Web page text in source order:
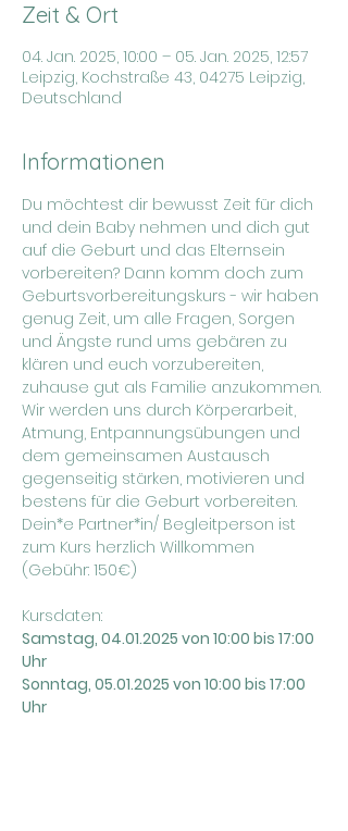
Zeit & Ort
04. Jan. 2025, 10:00 – 05. Jan. 2025, 12:57
Leipzig, Kochstraße 43, 04275 Leipzig,
Deutschland
Informationen
Du möchtest dir bewusst Zeit für dich
und dein Baby nehmen und dich gut
auf die Geburt und das Elternsein
vorbereiten? Dann komm doch zum
Geburtsvorbereitungskurs - wir haben
genug Zeit, um alle Fragen, Sorgen
und Ängste rund ums gebären zu
klären und euch vorzubereiten,
zuhause gut als Familie anzukommen.
Wir werden uns durch Körperarbeit,
Atmung, Entpannungsübungen und
dem gemeinsamen Austausch
gegenseitig stärken, motivieren und
bestens für die Geburt vorbereiten.
Dein*e Partner*in/ Begleitperson ist
zum Kurs herzlich Willkommen
(Gebühr: 150€)
Kursdaten:
Samstag, 04.01.2025 von 10:00 bis 17:00
Uhr
Sonntag, 05.01.2025 von 10:00 bis 17:00
Uhr